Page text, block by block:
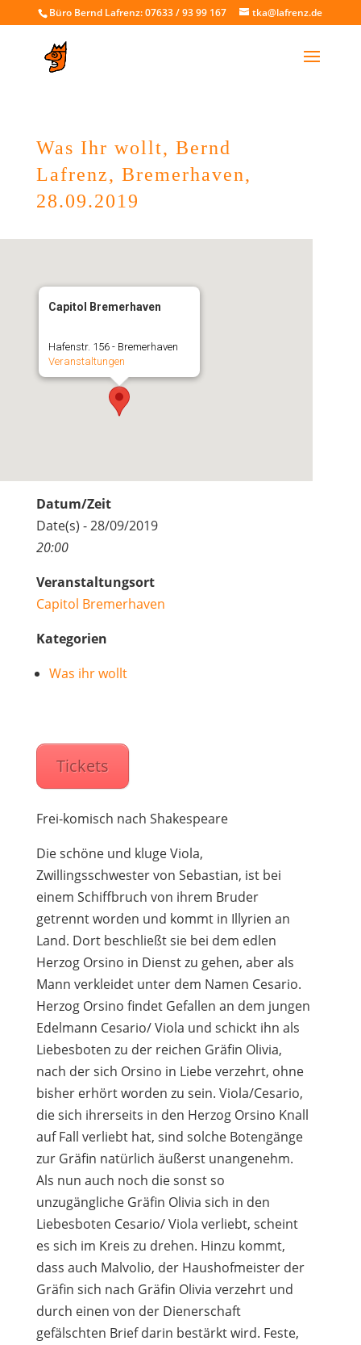
Büro Bernd Lafrenz: 07633 / 93 99 167 tka@lafrenz.de
Was Ihr wollt, Bernd
Lafrenz, Bremerhaven,
28.09.2019
Capitol Bremerhaven
Hafenstr. 156 - Bremerhaven
Veranstaltungen
Datum/Zeit
Date(s) - 28/09/2019
20:00
Veranstaltungsort
Capitol Bremerhaven
Kategorien
Was ihr wollt
Tickets
Frei-komisch nach Shakespeare
Die schöne und kluge Viola,
Zwillingsschwester von Sebastian, ist bei
einem Schiffbruch von ihrem Bruder
getrennt worden und kommt in Illyrien an
Land. Dort beschließt sie bei dem edlen
Herzog Orsino in Dienst zu gehen, aber als
Mann verkleidet unter dem Namen Cesario.
Herzog Orsino findet Gefallen an dem jungen
Edelmann Cesario/ Viola und schickt ihn als
Liebesboten zu der reichen Gräfin Olivia,
nach der sich Orsino in Liebe verzehrt, ohne
bisher erhört worden zu sein. Viola/Cesario,
die sich ihrerseits in den Herzog Orsino Knall
auf Fall verliebt hat, sind solche Botengänge
zur Gräfin natürlich äußerst unangenehm.
Als nun auch noch die sonst so
unzugängliche Gräfin Olivia sich in den
Liebesboten Cesario/ Viola verliebt, scheint
es sich im Kreis zu drehen. Hinzu kommt,
dass auch Malvolio, der Haushofmeister der
Gräfin sich nach Gräfin Olivia verzehrt und
durch einen von der Dienerschaft
gefälschten Brief darin bestärkt wird. Feste,